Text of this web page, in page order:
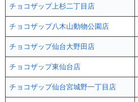
チョコザップ上杉二丁目店
チョコザップ八木山動物公園店
チョコザップ仙台大野田店
チョコザップ東仙台店
チョコザップ仙台宮城野一丁目店